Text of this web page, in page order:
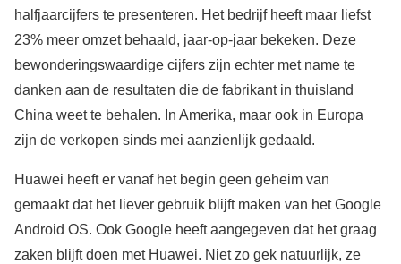
halfjaarcijfers te presenteren. Het bedrijf heeft maar liefst
23% meer omzet behaald, jaar-op-jaar bekeken. Deze
bewonderingswaardige cijfers zijn echter met name te
danken aan de resultaten die de fabrikant in thuisland
China weet te behalen. In Amerika, maar ook in Europa
zijn de verkopen sinds mei aanzienlijk gedaald.
Huawei heeft er vanaf het begin geen geheim van
gemaakt dat het liever gebruik blijft maken van het Google
Android OS. Ook Google heeft aangegeven dat het graag
zaken blijft doen met Huawei. Niet zo gek natuurlijk, ze